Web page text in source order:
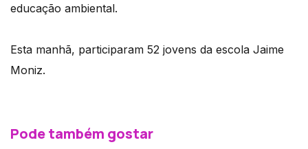
educação ambiental.
Esta manhã, participaram 52 jovens da escola Jaime
Moniz.
Pode também gostar